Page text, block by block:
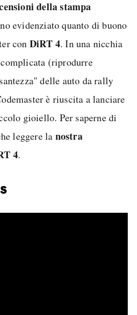
della stampa
evidenziato quanto di buono
con DiRT 4. In una nicchia
(riprodurre
delle auto da rally
è riuscita a lanciare
gioiello. Per saperne di
leggere la nostra
4.